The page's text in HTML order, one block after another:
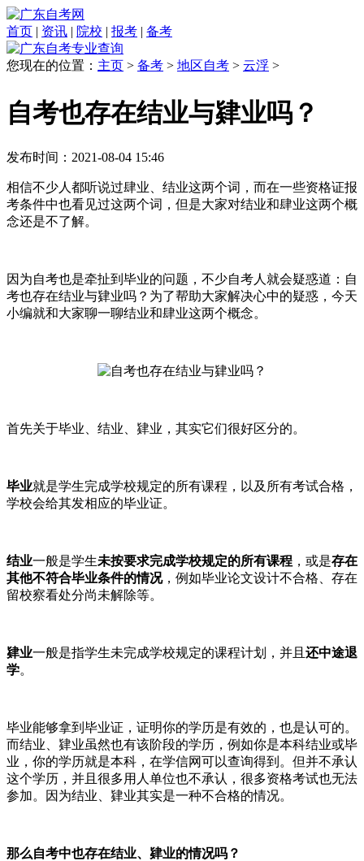
首页 | 资讯 | 院校 | 报考 | 备考
您现在的位置： 主页 > 备考 > 地区自考 > 云浮 >
自考也存在结业与肄业吗？
发布时间：2021-08-04 15:46
相信不少人都听说过肆业、结业这两个词，而在一些资格证报
考条件中也看见过这两个词，但是大家对结业和肆业这两个概
念还是不了解。
因为自考也是牵扯到毕业的问题，不少自考人就会疑惑道：自
考也存在结业与肄业吗？为了帮助大家解决心中的疑惑，今天
小编就和大家聊一聊结业和肆业这两个概念。
首先关于毕业、结业、肄业，其实它们很好区分的。
毕业就是学生完成学校规定的所有课程，以及所有考试合格，
学校会给其发相应的毕业证。
结业一般是学生未按要求完成学校规定的所有课程 ，或是存在
其他不符合毕业条件的情况，例如毕业论文设计不合格、存在
留校察看处分尚未解除等。
肄业一般是指学生未完成学校规定的课程计划，并且 还中途退
学。
毕业能够拿到毕业证，证明你的学历是有效的，也是认可的。
而结业、肄业虽然也有该阶段的学历，例如你是本科结业或毕
业，你的学历就是本科，在学信网可以查询得到。但并不承认
这个学历，并且很多用人单位也不承认，很多资格考试也无法
参加。因为结业、肄业其实是一种不合格的情况。
那么自考中也存在结业、肄业的情况吗？